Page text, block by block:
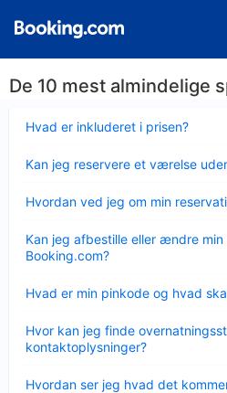
De 10 mest almindelige
Hvad er inkluderet i prisen?
Kan jeg reservere et værelse
Hvordan ved jeg om min
Kan jeg afbestille eller ændre
Booking.com?
Hvad er min pinkode og hvad
Hvor kan jeg finde
kontaktoplysninger?
Hvordan ser jeg hvad det